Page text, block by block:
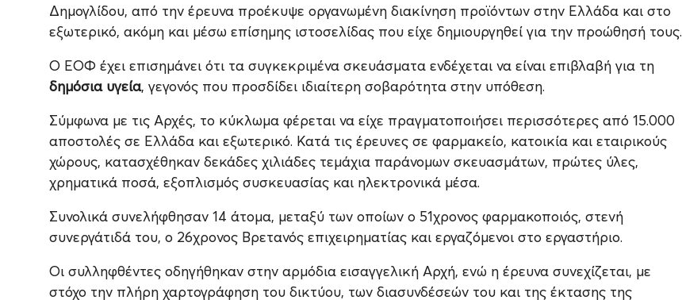
Δημογλίδου, από την έρευνα προέκυψε οργανωμένη διακίνηση προϊόντων στην Ελλάδα και στο
εξωτερικό, ακόμη και μέσω επίσημης ιστοσελίδας που είχε δημιουργηθεί για την προώθησή τους.
Ο ΕΟΦ έχει επισημάνει ότι τα συγκεκριμένα σκευάσματα ενδέχεται να είναι επιβλαβή για τη
δημόσια υγεία, γεγονός που προσδίδει ιδιαίτερη σοβαρότητα στην υπόθεση.
Σύμφωνα με τις Αρχές, το κύκλωμα φέρεται να είχε πραγματοποιήσει περισσότερες από 15.000
αποστολές σε Ελλάδα και εξωτερικό. Κατά τις έρευνες σε φαρμακείο, κατοικία και εταιρικούς
χώρους, κατασχέθηκαν δεκάδες χιλιάδες τεμάχια παράνομων σκευασμάτων, πρώτες ύλες,
χρηματικά ποσά, εξοπλισμός συσκευασίας και ηλεκτρονικά μέσα.
Συνολικά συνελήφθησαν 14 άτομα, μεταξύ των οποίων ο 51χρονος φαρμακοποιός, στενή
συνεργάτιδά του, ο 26χρονος Βρετανός επιχειρηματίας και εργαζόμενοι στο εργαστήριο.
Οι συλληφθέντες οδηγήθηκαν στην αρμόδια εισαγγελική Αρχή, ενώ η έρευνα συνεχίζεται, με
στόχο την πλήρη χαρτογράφηση του δικτύου, των διασυνδέσεών του και της έκτασης της